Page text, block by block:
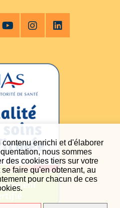
enrichi et d'élaborer
nous sommes
des cookies tiers sur votre
faire qu'en obtenant, au
pour chacun de ces